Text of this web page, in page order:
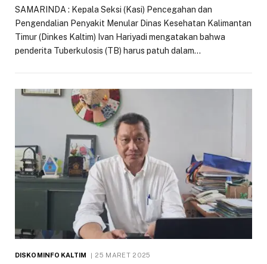
SAMARINDA : Kepala Seksi (Kasi) Pencegahan dan
Pengendalian Penyakit Menular Dinas Kesehatan Kalimantan
Timur (Dinkes Kaltim) Ivan Hariyadi mengatakan bahwa
penderita Tuberkulosis (TB) harus patuh dalam…
DISKOMINFO KALTIM 25 MARET 2025